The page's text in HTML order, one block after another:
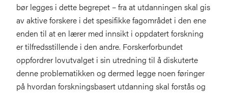
bør legges i dette begrepet – fra at utdanningen skal gis
av aktive forskere i det spesifikke fagområdet i den ene
enden til at en lærer med innsikt i oppdatert forskning
er tilfredsstillende i den andre. Forskerforbundet
oppfordrer lovutvalget i sin utredning til å diskuterte
denne problematikken og dermed legge noen føringer
på hvordan forskningsbasert utdanning skal forstås og